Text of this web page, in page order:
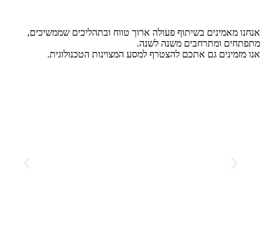
אנחנו מאמינים בשיתוף פעולה ארוך טווח ובתהליכים שממשיכים,
מתפתחים ומתרחבים משנה לשנה.
אנו מזמינים גם אתכם להצטרף למסע המצוינות הטכנולוגית.